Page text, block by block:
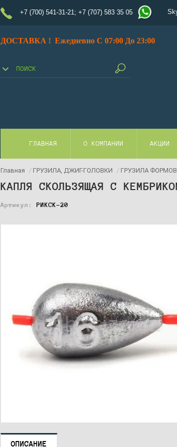
+7 (700) 541-31-21; +7 (707) 583 35 05
ДОСТАВКА ! Ежедневно С 07:00 До 23:00
ГЛАВНАЯ О КОМПАНИИ АКЦИИ
Главная / ГРУЗИЛА, ДЖИГ-ГОЛОВКИ / ГРУЗИЛА
КАПЛЯ СКОЛЬЗЯЩАЯ С
Артикул: РИКСК-20
ОПИСАНИЕ